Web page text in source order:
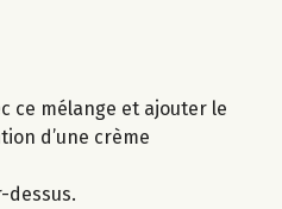
ce mélange et ajouter le
d’une crème
dessus.